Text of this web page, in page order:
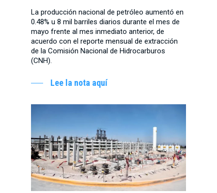
La producción nacional de petróleo aumentó en
0.48% u 8 mil barriles diarios durante el mes de
mayo frente al mes inmediato anterior, de
acuerdo con el reporte mensual de extracción
de la Comisión Nacional de Hidrocarburos
(CNH).
Lee la nota aquí